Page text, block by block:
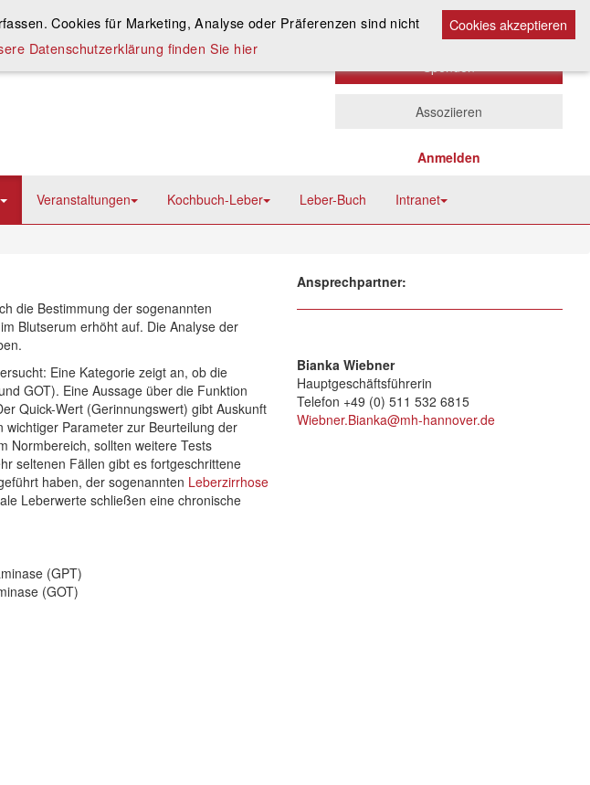
Kontakt AAA
Spenden
Assoziieren
Anmelden
Veranstaltungen Kochbuch-Leber Leber-Buch Intranet
die Bestimmung der sogenannten
Blutserum erhöht auf. Die Analyse der
Eine Kategorie zeigt an, ob die
GOT). Eine Aussage über die Funktion
Quick-Wert (Gerinnungswert) gibt Auskunft
wichtiger Parameter zur Beurteilung der
Normbereich, sollten weitere Tests
seltenen Fällen gibt es fortgeschrittene
haben, der sogenannten Leberzirrhose
Leberwerte schließen eine chronische
(GPT)
(GOT)
Ansprechpartner:
Bianka Wiebner
Hauptgeschäftsführerin
Telefon +49 (0) 511 532 6815
Wiebner.Bianka@mh-hannover.de
Cookies akzeptieren
Cookies für Marketing, Analyse oder Präferenzen sind nicht
Datenschutzerklärung finden Sie hier